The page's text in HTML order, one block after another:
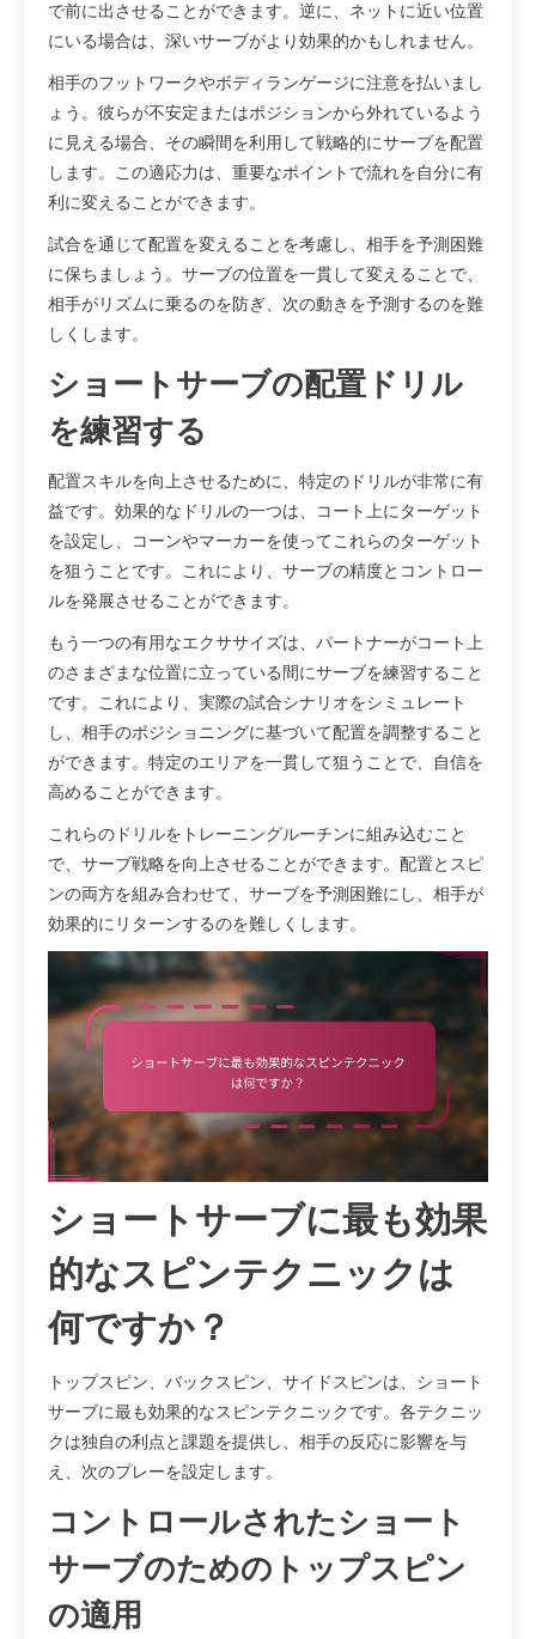
で前に出させることができます。逆に、ネットに近い位置
にいる場合は、深いサーブがより効果的かもしれません。
相手のフットワークやボディランゲージに注意を払いまし
ょう。彼らが不安定またはポジションから外れているよう
に見える場合、その瞬間を利用して戦略的にサーブを配置
します。この適応力は、重要なポイントで流れを自分に有
利に変えることができます。
試合を通じて配置を変えることを考慮し、相手を予測困難
に保ちましょう。サーブの位置を一貫して変えることで、
相手がリズムに乗るのを防ぎ、次の動きを予測するのを難
しくします。
ショートサーブの配置ドリル
を練習する
配置スキルを向上させるために、特定のドリルが非常に有
益です。効果的なドリルの一つは、コート上にターゲット
を設定し、コーンやマーカーを使ってこれらのターゲット
を狙うことです。これにより、サーブの精度とコントロー
ルを発展させることができます。
もう一つの有用なエクササイズは、パートナーがコート上
のさまざまな位置に立っている間にサーブを練習すること
です。これにより、実際の試合シナリオをシミュレート
し、相手のポジショニングに基づいて配置を調整すること
ができます。特定のエリアを一貫して狙うことで、自信を
高めることができます。
これらのドリルをトレーニングルーチンに組み込むこと
で、サーブ戦略を向上させることができます。配置とスピ
ンの両方を組み合わせて、サーブを予測困難にし、相手が
効果的にリターンするのを難しくします。
ショートサーブに最も効果
的なスピンテクニックは
何ですか？
トップスピン、バックスピン、サイドスピンは、ショート
サーブに最も効果的なスピンテクニックです。各テクニッ
クは独自の利点と課題を提供し、相手の反応に影響を与
え、次のプレーを設定します。
コントロールされたショート
サーブのためのトップスピン
の適用